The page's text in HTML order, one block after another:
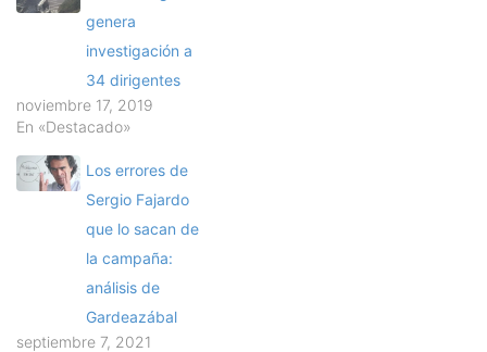
genera
investigación a
34 dirigentes
noviembre 17, 2019
En «Destacado»
Los errores de
Sergio Fajardo
que lo sacan de
la campaña:
análisis de
Gardeazábal
septiembre 7, 2021